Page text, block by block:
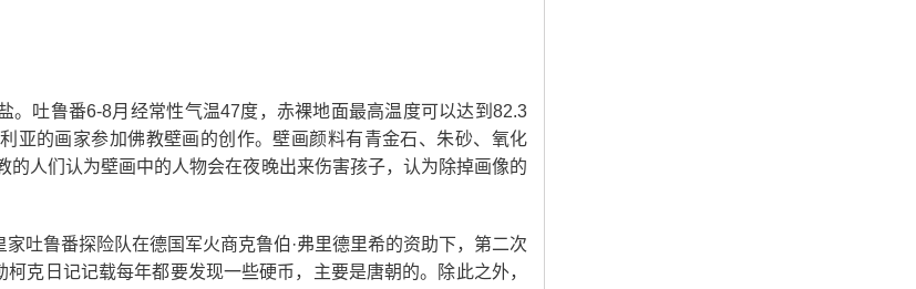
吐鲁番6-8月经常性气温47度，赤裸地面最高温度可以达到82.3
亚的画家参加佛教壁画的创作。壁画颜料有青金石、朱砂、氧化
人们认为壁画中的人物会在夜晚出来伤害孩子，认为除掉画像的
吐鲁番探险队在德国军火商克鲁伯·弗里德里希的资助下，第二次
克日记记载每年都要发现一些硬币，主要是唐朝的。除此之外，